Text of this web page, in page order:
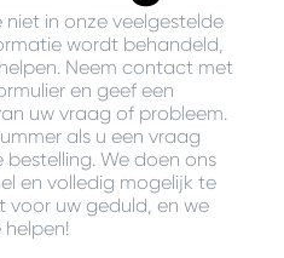
in onze veelgestelde
wordt behandeld,
Neem contact met
en geef een
uw vraag of probleem.
als u een vraag
We doen ons
en volledig mogelijk te
voor uw geduld, en we
helpen!